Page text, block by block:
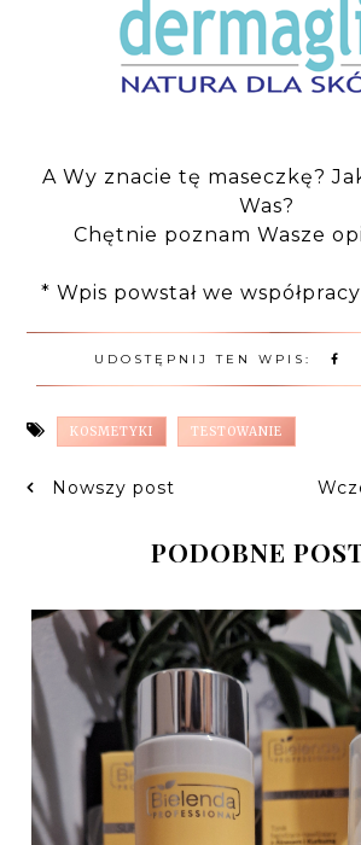
A Wy znacie tę maseczkę?
Was?
Chętnie poznam Wasze
* Wpis powstał we
UDOSTĘPNIJ TEN WPIS:
KOSMETYKI TESTOWANIE
Nowszy post
PODOBNE